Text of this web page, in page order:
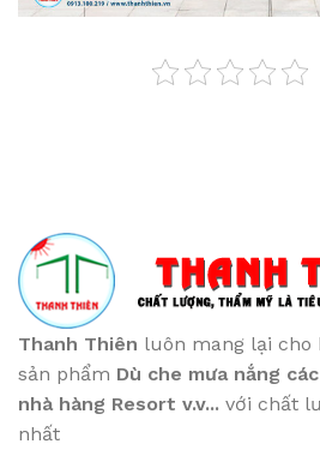
Thanh Thiên luôn mang lại cho
sản phẩm Dù che mưa nắng
nhà hàng Resort v.v... với chất
nhất